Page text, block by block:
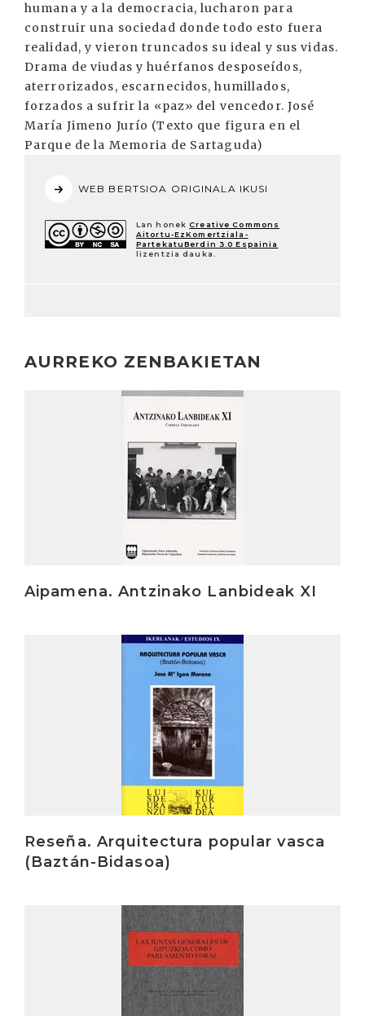
humana y a la democracia, lucharon para
construir una sociedad donde todo esto fuera
realidad, y vieron truncados su ideal y sus vidas.
Drama de viudas y huérfanos desposeídos,
aterrorizados, escarnecidos, humillados,
forzados a sufrir la «paz» del vencedor. José
María Jimeno Jurío (Texto que figura en el
Parque de la Memoria de Sartaguda)
WEB BERTSIOA ORIGINALA IKUSI
Lan honek Creative Commons
Aitortu-EzKomertziala-
PartekatuBerdin 3.0 Espainia
lizentzia dauka.
AURREKO ZENBAKIETAN
Aipamena. Antzinako Lanbideak XI
Reseña. Arquitectura popular vasca
(Baztán-Bidasoa)